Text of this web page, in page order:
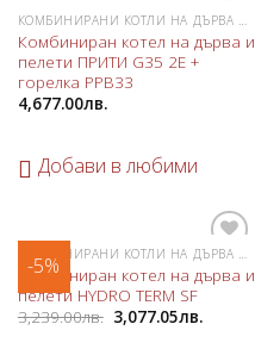
Добави
в
любими
КОМБИНИРАНИ КОТЛИ НА ДЪРВА И ПЕЛЕТИ
Комбиниран котел на дърва и
пелети ПРИТИ G35 2E +
горелка PPB33
4,677.00лв.
Добави в любими
-5%
Добави
в
любими
КОМБИНИРАНИ КОТЛИ НА ДЪРВА И ПЕЛЕТИ
Комбиниран котел на дърва и
пелети HYDRO TERM SF
3,239.00лв. 3,077.05лв.